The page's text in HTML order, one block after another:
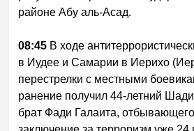
районе Абу аль-Асад.
08:45 В ходе
в Иудее и Самарии в Иерихо
перестрелки с местными
ранение получил 44-летний
брат Фади Галаита,